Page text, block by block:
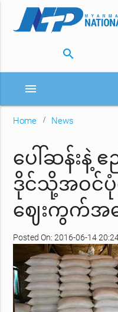
search
menu
Home News
ပေါ်ဆန်းနဲ့
ဒိုင်သို့အဝင်ပုံ
ဈေးကွက်အခ
Posted On: 2016-06-14